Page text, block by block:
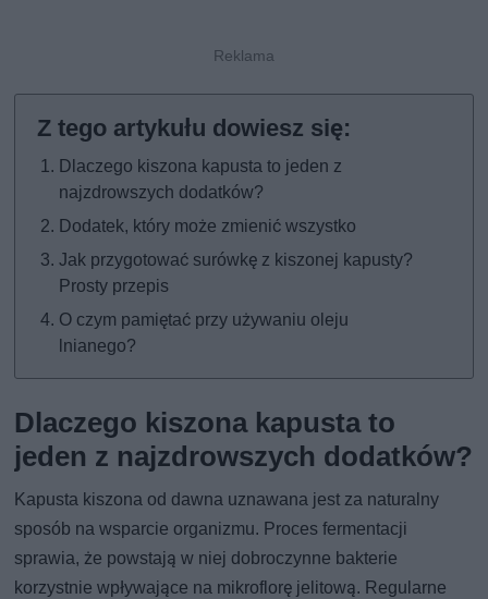
Dlaczego kiszona kapusta to jeden z
najzdrowszych dodatków?
Dodatek, który może zmienić wszystko
Jak przygotować surówkę z kiszonej kapusty?
Prosty przepis
O czym pamiętać przy używaniu oleju
lnianego?
Dlaczego kiszona kapusta to
jeden z najzdrowszych dodatków?
Kapusta kiszona od dawna uznawana jest za naturalny
sposób na wsparcie organizmu. Proces fermentacji
sprawia, że powstają w niej dobroczynne bakterie
korzystnie wpływające na mikroflorę jelitową. Regularne